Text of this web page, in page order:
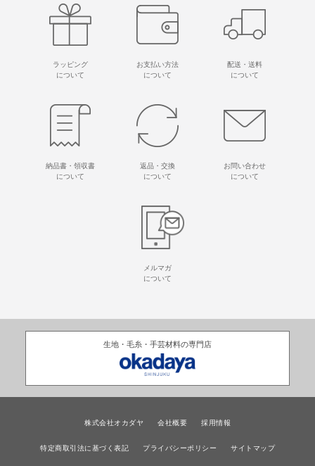
ラッピング
について
お支払い方法
について
配送・送料
について
納品書・領収書
について
返品・交換
について
お問い合わせ
について
メルマガ
について
生地・毛糸・手芸材料の専門店
株式会社オカダヤ 会社概要 採用情報
特定商取引法に基づく表記 プライバシーポリシー サイトマップ